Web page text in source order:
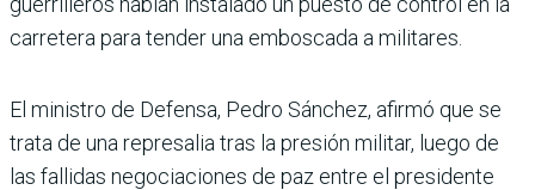
carretera para tender una emboscada a militares.
El ministro de Defensa, Pedro Sánchez, afirmó que se
trata de una represalia tras la presión militar, luego de
las fallidas negociaciones de paz entre el presidente